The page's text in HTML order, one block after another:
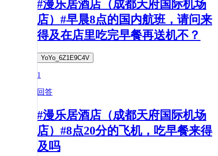
#漫乐居酒店（成都天府国际机场
店）#早晨8点的国内航班，请问来
得及在店里吃完早餐再送机不？
YoYo_6Z1E9C4V
1
回答
#漫乐居酒店（成都天府国际机场
店）#8点20分的飞机，吃早餐来得
及吗